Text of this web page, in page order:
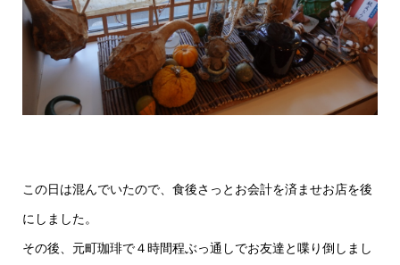
この日は混んでいたので、食後さっとお会計を済ませお店を後
にしました。
その後、元町珈琲で４時間程ぶっ通しでお友達と喋り倒しまし